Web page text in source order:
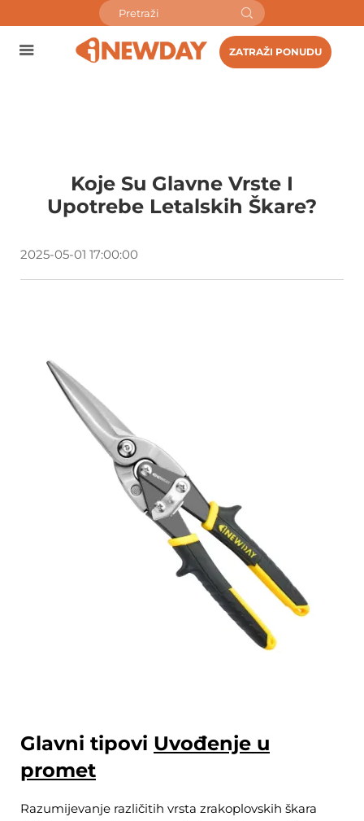
ZATRAŽI PONUDU
Koje Su Glavne Vrste I
Upotrebe Letalskih Škare?
2025-05-01 17:00:00
Glavni tipovi Uvođenje u
promet
Razumijevanje različitih vrsta zrakoplovskih škara